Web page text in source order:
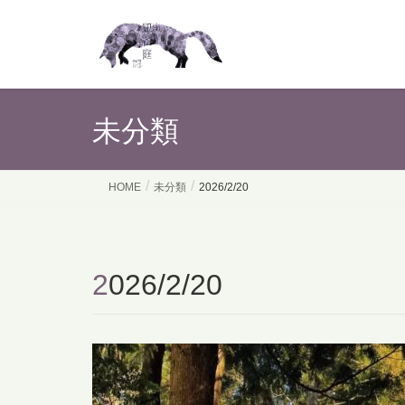
未分類
HOME 未分類 2026/2/20
2026/2/20